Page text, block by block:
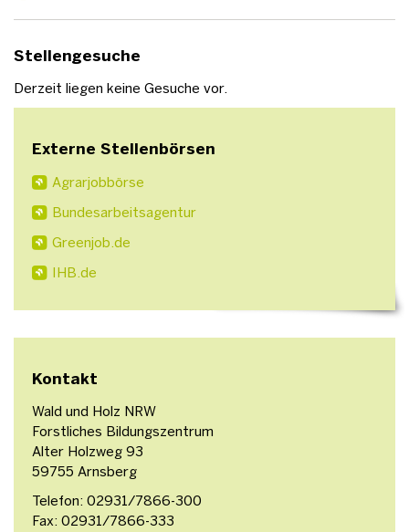
Stellengesuche
Derzeit liegen keine Gesuche vor.
Externe Stellenbörsen
Agrarjobbörse
Bundesarbeitsagentur
Greenjob.de
IHB.de
Kontakt
Wald und Holz NRW
Forstliches Bildungszentrum
Alter Holzweg 93
59755 Arnsberg
Telefon: 02931/7866-300
Fax: 02931/7866-333